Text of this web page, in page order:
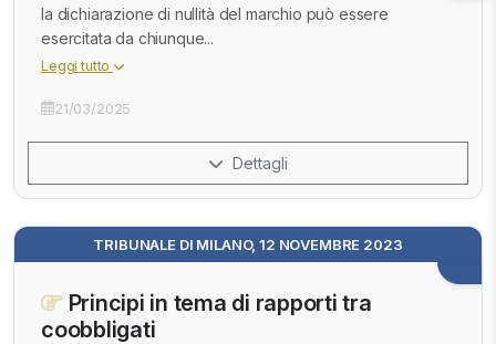
la dichiarazione di nullità del marchio può essere
esercitata da chiunque...
Leggi tutto
21/03/2025
Dettagli
TRIBUNALE DI MILANO, 12 NOVEMBRE 2023
Principi in tema di rapporti tra
coobbligati